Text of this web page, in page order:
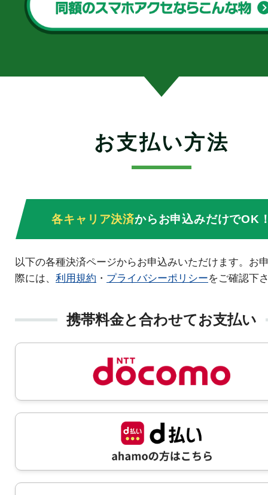
お支払い方法
各キャリア決済からお申込みだけでOK
以下の各種決済ページからお申込みいただけます。お
際には、 利用規約 ・ プライバシーポリシーをご確認下
携帯料金と合わせてお支払い